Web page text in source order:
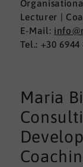
Lecturer |
E-Mail:
Tel.: +30 6944
Maria